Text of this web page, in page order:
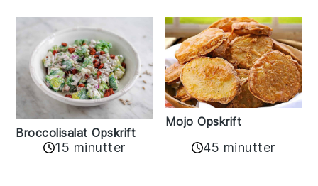
Broccolisalat Opskrift
15 minutter
Mojo Opskrift
45 minutter